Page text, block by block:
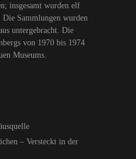
insgesamt wurden elf
Die Sammlungen wurden
untergebracht. Die
von 1970 bis 1974
Museums.
– Versteckt in der